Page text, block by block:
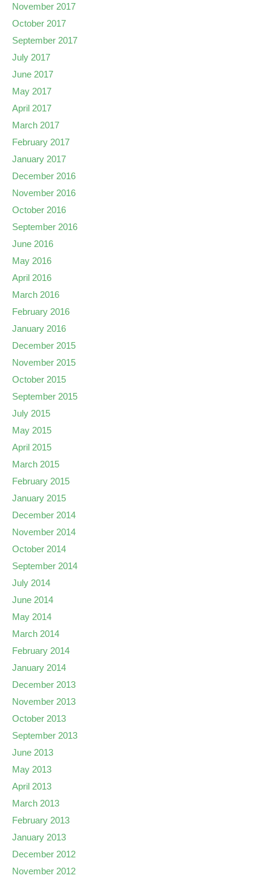
November 2017
October 2017
September 2017
July 2017
June 2017
May 2017
April 2017
March 2017
February 2017
January 2017
December 2016
November 2016
October 2016
September 2016
June 2016
May 2016
April 2016
March 2016
February 2016
January 2016
December 2015
November 2015
October 2015
September 2015
July 2015
May 2015
April 2015
March 2015
February 2015
January 2015
December 2014
November 2014
October 2014
September 2014
July 2014
June 2014
May 2014
March 2014
February 2014
January 2014
December 2013
November 2013
October 2013
September 2013
June 2013
May 2013
April 2013
March 2013
February 2013
January 2013
December 2012
November 2012